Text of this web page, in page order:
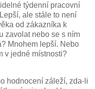
týdenní pracovní
ale stále to není
od zákazníka k
zavolat nebo se s ním
Mnohem lepší. Nebo
v jedné místnosti?
hodnocení záleží, zda-li